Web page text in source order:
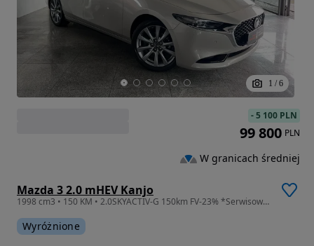
1 / 6
Mazda 3 2.0 mHEV Kanjo
1998 cm3 • 150 KM • 2.0SKYACTIV-G 150km FV-23% *Serwisowana*bezwypadkowa*hak*winter*
Wyróżnione
-5 100 PLN
99 800 PLN
W granicach średniej